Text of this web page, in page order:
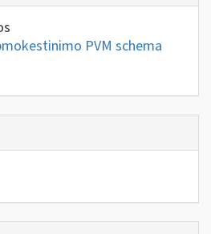
PVM schema